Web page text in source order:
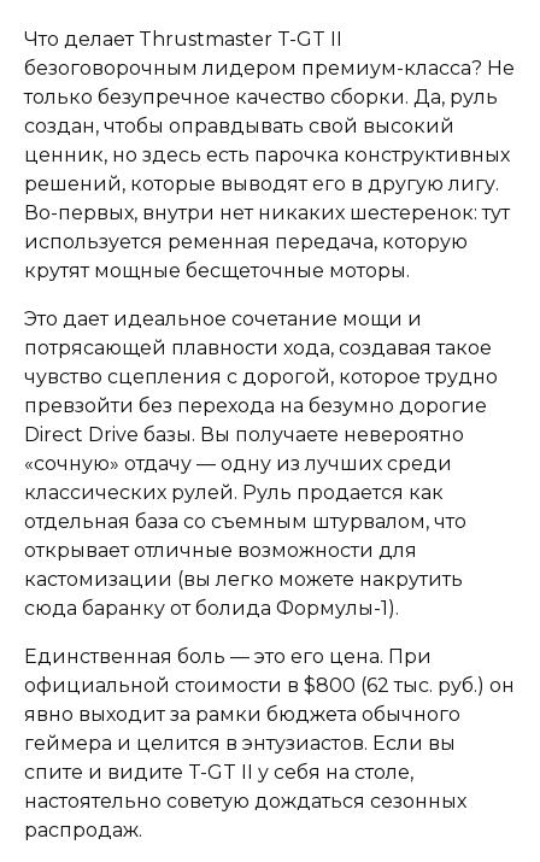
Что делает Thrustmaster T-GT II
безоговорочным лидером премиум-класса? Не
только безупречное качество сборки. Да, руль
создан, чтобы оправдывать свой высокий
ценник, но здесь есть парочка конструктивных
решений, которые выводят его в другую лигу.
Во-первых, внутри нет никаких шестеренок: тут
используется ременная передача, которую
крутят мощные бесщеточные моторы.
Это дает идеальное сочетание мощи и
потрясающей плавности хода, создавая такое
чувство сцепления с дорогой, которое трудно
превзойти без перехода на безумно дорогие
Direct Drive базы. Вы получаете невероятно
«сочную» отдачу — одну из лучших среди
классических рулей. Руль продается как
отдельная база со съемным штурвалом, что
открывает отличные возможности для
кастомизации (вы легко можете накрутить
сюда баранку от болида Формулы-1).
Единственная боль — это его цена. При
официальной стоимости в $800 (62 тыс. руб.) он
явно выходит за рамки бюджета обычного
геймера и целится в энтузиастов. Если вы
спите и видите T-GT II у себя на столе,
настоятельно советую дождаться сезонных
распродаж.